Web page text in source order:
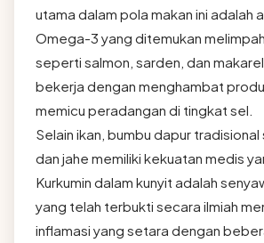
utama dalam pola makan ini adalah
Omega-3 yang ditemukan
seperti salmon, sarden, dan
bekerja dengan menghambat
memicu peradangan di tingkat sel.
Selain ikan, bumbu dapur
dan jahe memiliki kekuatan medis
Kurkumin dalam kunyit adalah
yang telah terbukti secara ilmiah
inflamasi yang setara dengan